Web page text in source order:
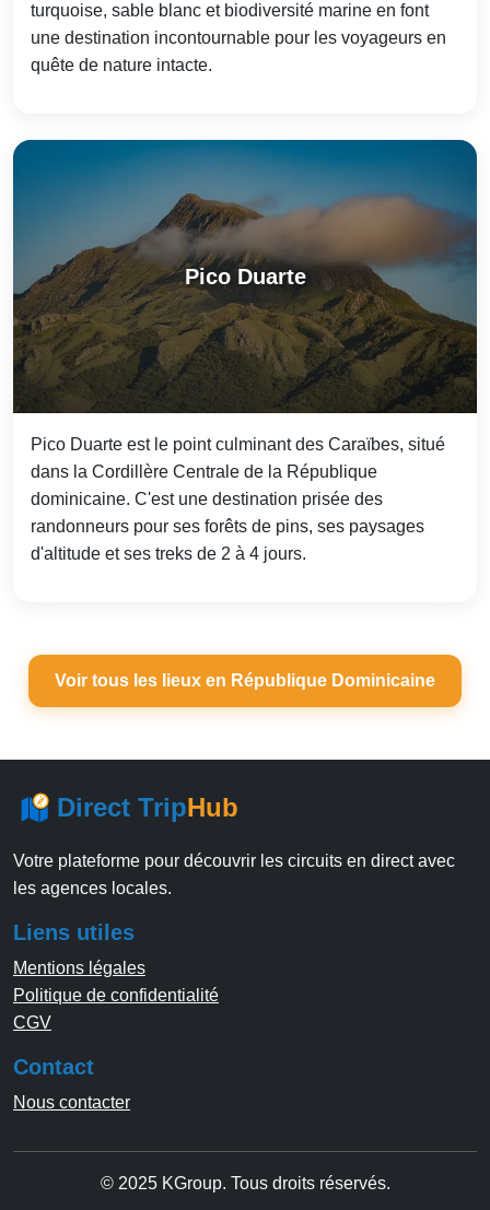
turquoise, sable blanc et biodiversité marine en font
une destination incontournable pour les voyageurs en
quête de nature intacte.
Pico Duarte
Pico Duarte est le point culminant des Caraïbes, situé
dans la Cordillère Centrale de la République
dominicaine. C'est une destination prisée des
randonneurs pour ses forêts de pins, ses paysages
d'altitude et ses treks de 2 à 4 jours.
Voir tous les lieux en République Dominicaine
Direct TripHub
Votre plateforme pour découvrir les circuits en direct avec
les agences locales.
Liens utiles
Mentions légales
Politique de confidentialité
CGV
Contact
Nous contacter
© 2025 KGroup. Tous droits réservés.